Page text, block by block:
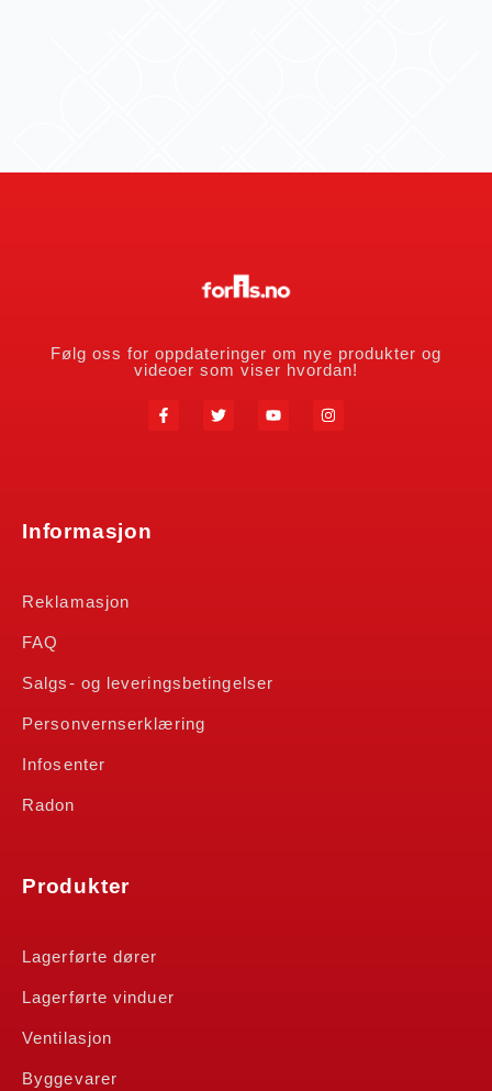
Følg oss for oppdateringer om nye produkter og
videoer som viser hvordan!
Informasjon
Reklamasjon
FAQ
Salgs- og leveringsbetingelser
Personvernserklæring
Infosenter
Radon
Produkter
Lagerførte dører
Lagerførte vinduer
Ventilasjon
Byggevarer